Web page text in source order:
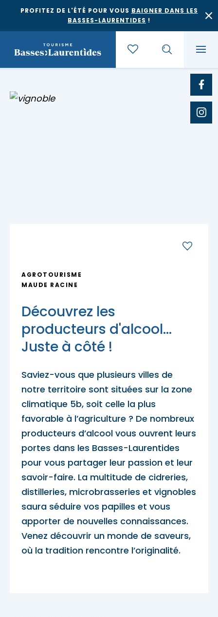
PROFITEZ DE L'ÉTÉ POUR VOUS BAIGNER DANS LES
BASSES-LAURENTIDES !
Quoi faire
Nature, plein air et activités familiales
Hôtels et motels
Location de chalet
Pique-nique et repas pour emporter
Traiteurs et salles de réception
Restaurants
Escapades familiales
Escapades bien-être
Trouvez des escapades
MRC d'Argenteuil
MRC Thérèse-De Blainville
Carte des attraits
Calendrier
Mariages
Accès membre
Nous joindre
AGROTOURISME
MAUDE RACINE
Découvrez les
producteurs d'alcool...
Juste à côté !
Saviez-vous que plusieurs villes de
notre territoire sont situées sur la zone
climatique 5b, soit celle la plus
favorable à l’agriculture ? De nombreux
producteurs d’alcool vous ouvrent leurs
portes dans les Basses-Laurentides
pour vous partager leur passion et leur
savoir-faire. La multitude de cidreries,
distilleries, microbrasseries et vignobles
saura séduire vos papilles et vous
apporter de nouvelles connaissances.
Venez découvrir un monde de saveurs,
où la tradition rencontre l’originalité.